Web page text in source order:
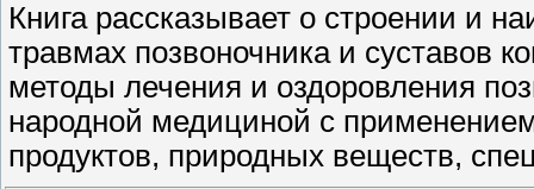
Книга рассказывает о строении и
травмах позвоночника и суставов
методы лечения и оздоровления
народной медициной с
продуктов, природных веществ,